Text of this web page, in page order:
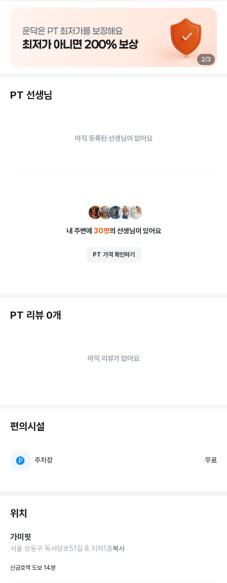
2/3
PT 선생님
아직 등록된 선생님이 없어요
내 주변에 30명의 선생님이 있어요
PT 가격 확인하기
PT 리뷰 0개
아직 리뷰가 없어요
편의시설
주차장 무료
위치
가미핏
서울 성동구 독서당로51길 8 지하1층복사
신금호역 도보 14분